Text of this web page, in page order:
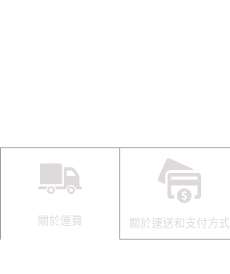
關於運費 關於運送和支付方式